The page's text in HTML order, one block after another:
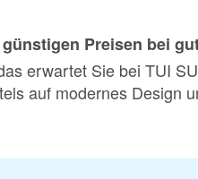
Preisen bei
erwartet Sie bei TUI
auf modernes Design